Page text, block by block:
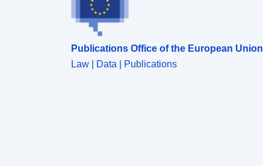
Publications Office of the European Union
Law | Data | Publications